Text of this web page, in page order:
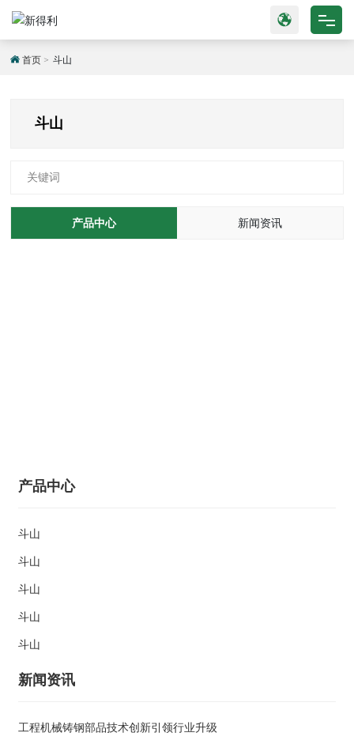
网站首页
新闻动态
首页 斗山
斗山
关键词
产品中心 新闻资讯
产品中心
斗山
斗山
斗山
斗山
斗山
新闻资讯
工程机械铸钢部品技术创新引领行业升级